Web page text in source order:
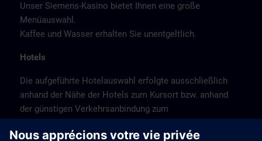
Unser Siemens-Kasino bietet Ihnen eine große
Menüauswahl.
Kaffee und Wasser erhalten Sie unentgeltlich.
Hotels
Die aufgeführte Hotelauswahl erfolgte ausschließlich
anhand der Nähe der Hotels zum Kursort bzw. anhand
der günstigen Verkehrsanbindung zum
Es handelt sich hierbei nicht um Siemens-